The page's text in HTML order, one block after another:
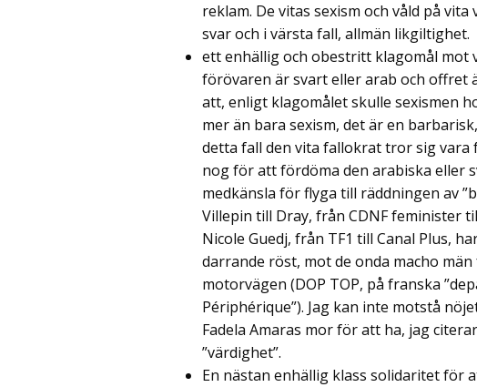
reklam. De vitas sexism och våld på
svar och i värsta fall, allmän likgiltighet.
ett enhällig och obestritt klagomål
förövaren är svart eller arab och offret
att, enligt klagomålet skulle sexismen
mer än bara sexism, det är en
detta fall den vita fallokrat tror sig
nog för att fördöma den arabiska eller
medkänsla för flyga till räddningen av
Villepin till Dray, från CDNF feminister
Nicole Guedj, från TF1 till Canal Plus,
darrande röst, mot de onda macho
motorvägen (DOP TOP, på franska
Périphérique”). Jag kan inte motstå
Fadela Amaras mor för att ha, jag
”värdighet”.
En nästan enhällig klass solidaritet för